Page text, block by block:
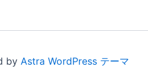
by Astra WordPress テーマ